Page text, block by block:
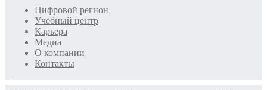
Цифровой регион
Учебный центр
Карьера
Медиа
О компании
Контакты